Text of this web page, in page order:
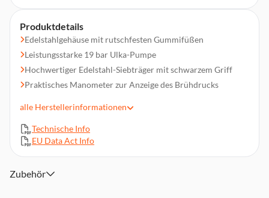
Produktdetails
Edelstahlgehäuse mit rutschfesten Gummifüßen
Leistungsstarke 19 bar Ulka-Pumpe
Hochwertiger Edelstahl-Siebträger mit schwarzem Griff
Praktisches Manometer zur Anzeige des Brühdrucks
Beleuchtung
Automatische Vorbrühfunktion zur gleichmäßigen
Extraktion
Integrierte Tassenwärmeplatte zum Vorwärmen der Tassen
alle Herstellerinformationen
Technische Info
EU Data Act Info
Zubehör